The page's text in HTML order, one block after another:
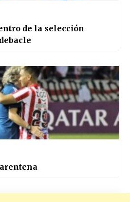
de la selección